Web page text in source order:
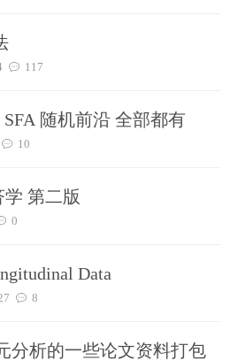
117
DEA数据包罗 SFA 随机前沿 全部都有
10
第二版
0
Data
8
分析的一些论文资料打包